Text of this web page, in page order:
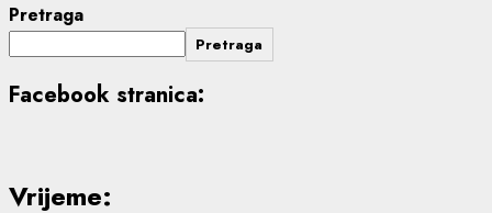
Pretraga
Pretraga
Facebook stranica:
Vrijeme: